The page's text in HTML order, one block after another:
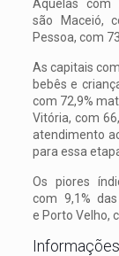
Aquelas com
são Maceió,
Pessoa, com
As capitais
bebês e
com 72,9%
Vitória, com
atendimento
para essa
Os piores
com 9,1%
e Porto Velho,